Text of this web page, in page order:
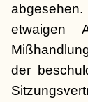
etwaigen
der